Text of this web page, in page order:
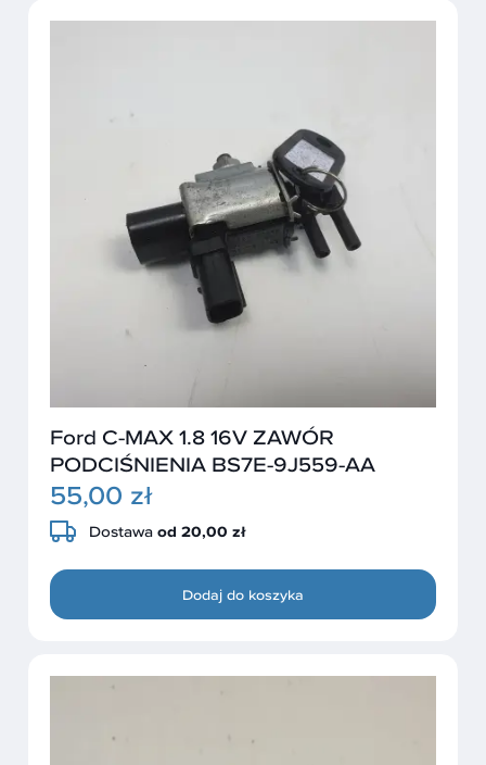
Ford C-MAX 1.8 16V ZAWÓR
PODCIŚNIENIA BS7E-9J559-AA
55,00 zł
Dostawa od 20,00 zł
Dodaj do koszyka